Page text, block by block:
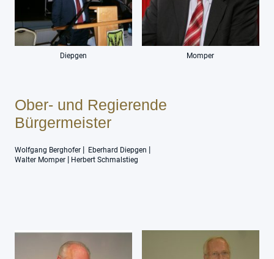
Diepgen Momper
Ober- und Regierende
Bürgermeister
Wolfgang Berghofer | Eberhard Diepgen |
Walter Momper | Herbert Schmalstieg